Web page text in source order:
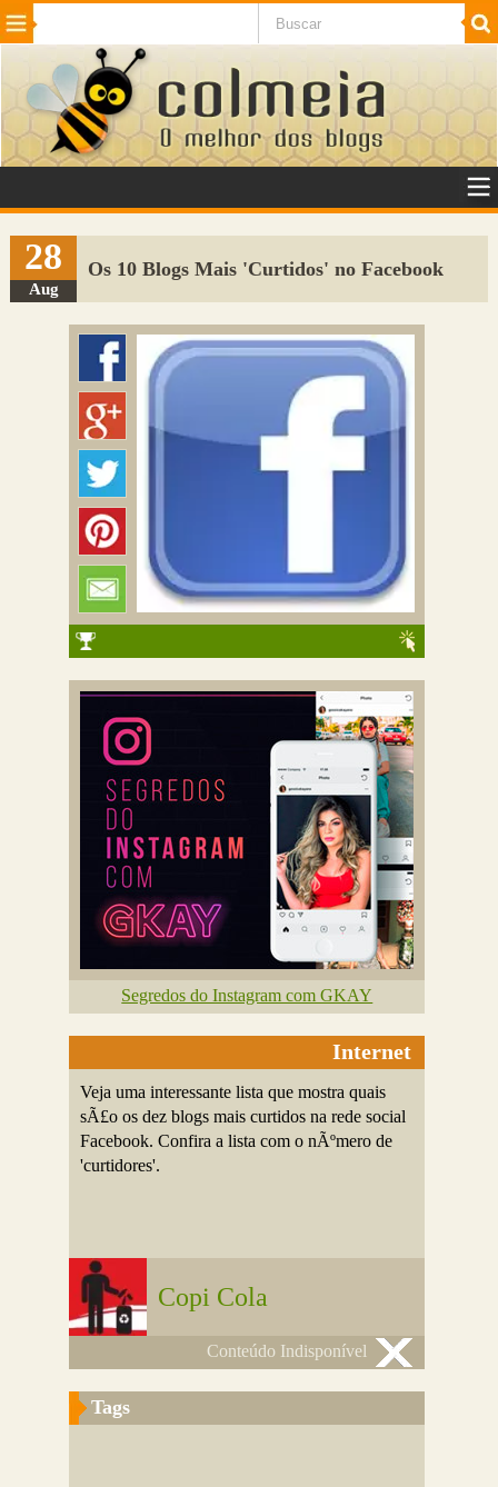
Beleza Cinema e TV
Internet Jogos NotÃ­cias SaÃºde
VeÃ­culos Adulto
Sugerir Link
Adicionar Blog
Colmeia Exchange
Perguntas Frequentes
28
Aug
Os 10 Blogs Mais 'Curtidos' no Facebook
Segredos do Instagram com GKAY
Internet
Veja uma interessante lista que mostra quais
sÃ£o os dez blogs mais curtidos na rede social
Facebook. Confira a lista com o nÃºmero de
'curtidores'.
Copi Cola
Conteúdo Indisponível
Tags